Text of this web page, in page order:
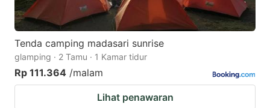
Tenda camping madasari sunrise
glamping · 2 Tamu · 1 Kamar tidur
Rp 111.364 /malam
Lihat penawaran